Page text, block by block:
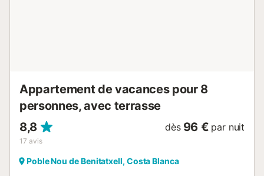
Appartement de vacances pour 8
personnes, avec terrasse
8,8
17 avis
dès 96 € par nuit
Poble Nou de Benitatxell, Costa Blanca